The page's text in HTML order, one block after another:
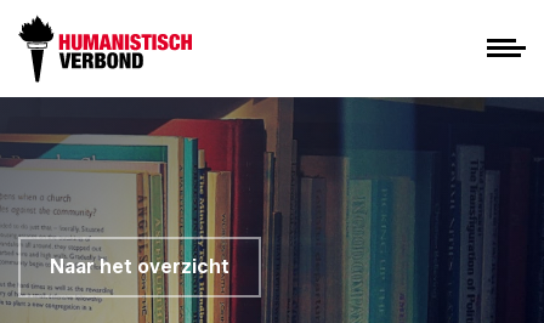
Naar het overzicht